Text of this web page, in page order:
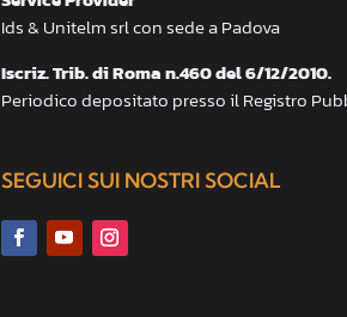
Ids & Unitelm srl con sede a Padova
Iscriz. Trib. di Roma n.460 del 6/12/2010.
Periodico depositato presso il Registro
SEGUICI SUI NOSTRI SOCIAL